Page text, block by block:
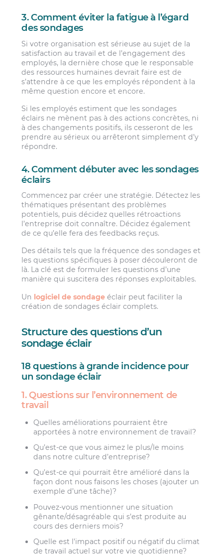
3. Comment éviter la fatigue à l’égard
des sondages
Si votre organisation est sérieuse au sujet de la
satisfaction au travail et de l’engagement des
employés, la dernière chose que le responsable
des ressources humaines devrait faire est de
s’attendre à ce que les employés répondent à la
même question encore et encore.
Si les employés estiment que les sondages
éclairs ne mènent pas à des actions concrètes, ni
à des changements positifs, ils cesseront de les
prendre au sérieux ou arrêteront simplement d’y
répondre.
4. Comment débuter avec les sondages
éclairs
Commencez par créer une stratégie. Détectez les
thématiques présentant des problèmes
potentiels, puis décidez quelles rétroactions
l’entreprise doit connaître. Décidez également
de ce qu’elle fera des feedbacks reçus.
Des détails tels que la fréquence des sondages et
les questions spécifiques à poser découleront de
là. La clé est de formuler les questions d’une
manière qui suscitera des réponses exploitables.
Un logiciel de sondage éclair peut faciliter la
création de sondages éclair complets.
Structure des questions d’un
sondage éclair
18 questions à grande incidence pour
un sondage éclair
1. Questions sur l’environnement de
travail
Quelles améliorations pourraient être
apportées à notre environnement de travail?
Qu’est-ce que vous aimez le plus/le moins
dans notre culture d’entreprise?
Qu’est-ce qui pourrait être amélioré dans la
façon dont nous faisons les choses (ajouter un
exemple d’une tâche)?
Pouvez-vous mentionner une situation
gênante/désagréable qui s’est produite au
cours des derniers mois?
Quelle est l’impact positif ou négatif du climat
de travail actuel sur votre vie quotidienne?